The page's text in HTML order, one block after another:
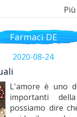
Farmaci DE
2020-08-24
L'amore è uno
importanti
possiamo dire